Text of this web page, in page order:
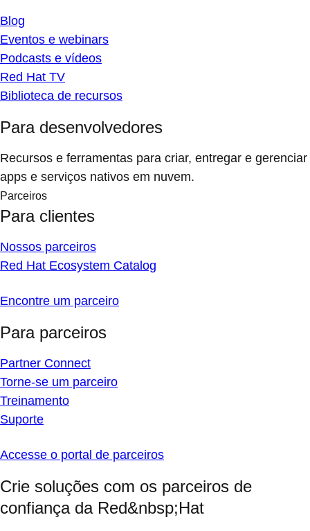
Blog
Eventos e webinars
Podcasts e vídeos
Red Hat TV
Biblioteca de recursos
Para desenvolvedores
Recursos e ferramentas para criar, entregar e gerenciar
apps e serviços nativos em nuvem.
Parceiros
Para clientes
Nossos parceiros
Red Hat Ecosystem Catalog
Encontre um parceiro
Para parceiros
Partner Connect
Torne-se um parceiro
Treinamento
Suporte
Accesse o portal de parceiros
Crie soluções com os parceiros de
confiança da Red&nbsp;Hat